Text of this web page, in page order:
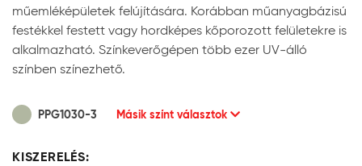
műemléképületek felújítására. Korábban műanyagbázisú
festékkel festett vagy hordképes kőporozott felületekre is
alkalmazható. Színkeverőgépen több ezer UV-álló
színben színezhető.
PPG1030-3 Másik színt választok
KISZERELÉS: